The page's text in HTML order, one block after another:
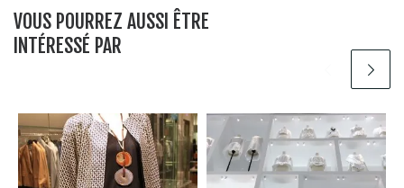
VOUS POURREZ AUSSI ÊTRE
INTÉRESSÉ PAR